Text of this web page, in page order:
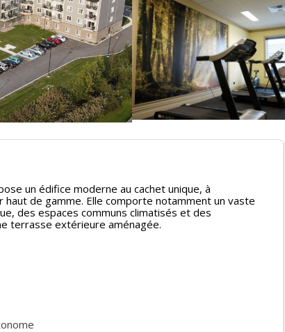
un édifice moderne au cachet unique, à
de gamme. Elle comporte notamment un vaste
des espaces communs climatisés et des
terrasse extérieure aménagée.